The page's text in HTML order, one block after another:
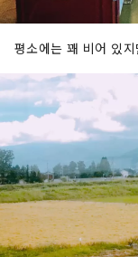
평소에는 꽤 비어 있